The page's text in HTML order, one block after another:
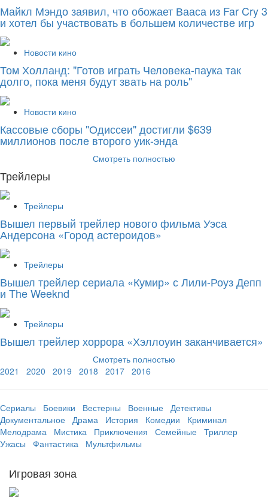
Майкл Мэндо заявил, что обожает Вааса из Far Cry 3
и хотел бы участвовать в большем количестве игр
Новости кино
Том Холланд: "Готов играть Человека-паука так
долго, пока меня будут звать на роль"
Новости кино
Кассовые сборы "Одиссеи" достигли $639
миллионов после второго уик-энда
Смотреть полностью
Трейлеры
Трейлеры
Вышел первый трейлер нового фильма Уэса
Андерсона «Город астероидов»
Трейлеры
Вышел трейлер сериала «Кумир» с Лили-Роуз Депп
и The Weeknd
Трейлеры
Вышел трейлер хоррора «Хэллоуин заканчивается»
Смотреть полностью
2021
2020 2019 2018 2017 2016
Сериалы Боевики Вестерны Военные
Детективы
Документальное
Драма История Комедии
Криминал
Мелодрама
Мистика Приключения Семейные Триллер
Ужасы
Фантастика Мультфильмы
Игровая зона